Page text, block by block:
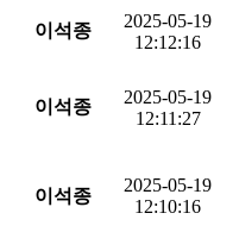
이석종
2025-05-19
12:12:16
이석종
2025-05-19
12:11:27
이석종
2025-05-19
12:10:16